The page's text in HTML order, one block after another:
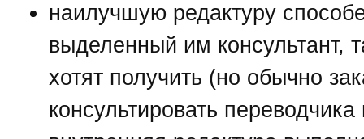
наилучшую редактуру
выделенный им консультант,
хотят получить (но обычно
консультировать